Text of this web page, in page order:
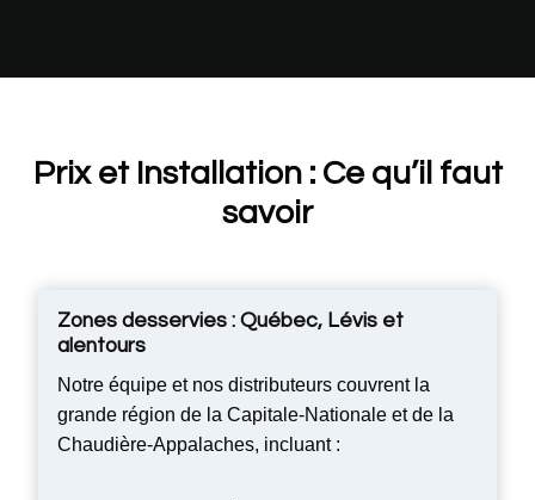
Prix et Installation: Ce qu’il faut
savoir
Zones desservies : Québec, Lévis et
alentours
Notre équipe et nos distributeurs couvrent la
grande région de la Capitale-Nationale et de la
Chaudière-Appalaches, incluant :